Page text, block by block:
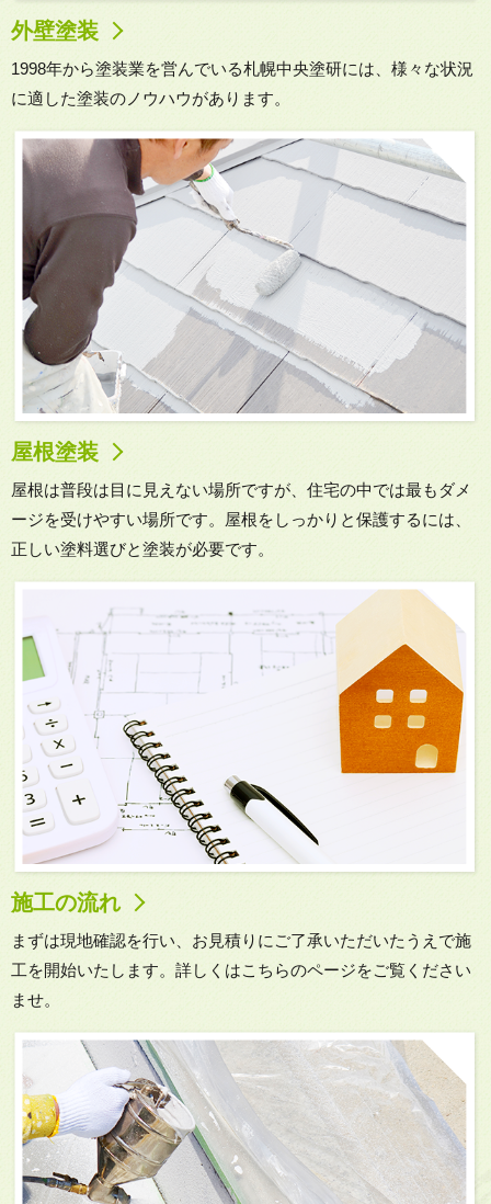
外壁塗装
1998年から塗装業を営んでいる札幌中央塗研には 、様々な状況
に適した塗装のノウハウがあります。
屋根塗装
屋根は普段は目に見えない場所ですが、住宅の中では最もダメ
ージを受けやすい場所です。屋根をしっかりと保護するには、
正しい塗料選びと塗装が必要です。
施工の流れ
まずは現地確認を行い、お見積りにご了承いただいたうえで施
工を開始いたします。詳しくはこちらのページをご覧ください
ませ。